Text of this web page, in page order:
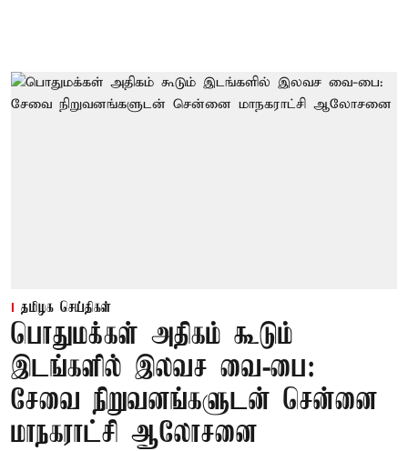
தமிழக செய்திகள்
பொதுமக்கள் அதிகம் கூடும்
இடங்களில் இலவச வை-பை:
சேவை நிறுவனங்களுடன் சென்னை
மாநகராட்சி ஆலோசனை